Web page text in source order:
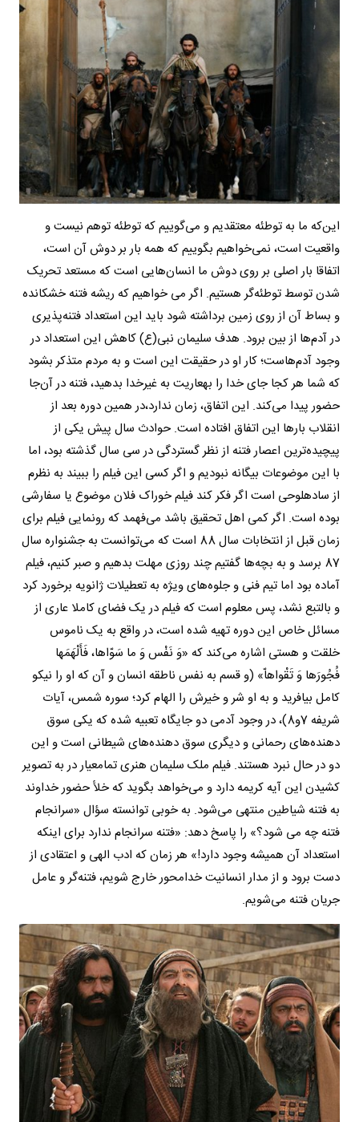
این‌که ما به توطئه معتقدیم و می‌گوییم که توطئه توهم نیست و
واقعیت است، نمی‌خواهیم بگوییم که همه بار بر دوش آن است،
اتفاقا بار اصلی بر روی دوش ما انسان‌هایی است که مستعد تحریک
شدن توسط توطئه‌گر هستیم. اگر می خواهیم که ریشه فتنه خشکانده
و بساط آن از روی زمین برداشته شود باید این استعداد فتنه‌پذیری
در آدم‌ها از بین برود. هدف سلیمان نبی(ع) کاهش این استعداد در
وجود آدم‌هاست؛ کار او در حقیقت این است و به مردم متذکر بشود
که شما هر کجا جای خدا را به‎عاریت به غیرخدا بدهید، فتنه در آن‌جا
حضور پیدا می‌کند. این اتفاق، زمان ندارد،در همین دوره بعد از
انقلاب بارها این اتفاق افتاده است. حوادث سال پیش یکی از
پیچیده‌ترین اعصار فتنه از نظر گستردگی در سی سال گذشته بود، اما
با این موضوعات بیگانه نبودیم و اگر کسی این فیلم را ببیند به نظرم
از ساده‎لوحی است اگر فکر کند فیلم خوراک فلان موضوع یا سفارشی
بوده است. اگر کمی اهل تحقیق باشد می‌فهمد که رونمایی فیلم برای
زمان قبل از انتخابات سال 88 است که می‌توانست به جشنواره سال
87 برسد و به بچه‌ها گفتیم چند روزی مهلت بدهیم و صبر کنیم، فیلم
آماده بود اما تیم فنی و جلوه‌های ویژه به تعطیلات ژانویه برخورد کرد
و بالتبع نشد، پس معلوم است که فیلم در یک فضای کاملا عاری از
مسائل خاص این دوره تهیه شده است، در واقع به یک ناموس
خلقت و هستی اشاره می‌کند که «وَ نَفْس وَ ما سَوّاها، فَأَلْهَمَها
فُجُورَها وَ تَقْواهاّ» (و قسم به نفس ناطقه انسان و آن که او را نیکو
کامل بیافرید و به او شر و خیرش را الهام کرد؛ سوره شمس، آیات
شریفه 7و8)، در وجود آدمی دو جایگاه تعبیه شده که یکی سوق
دهنده‌های رحمانی و دیگری سوق دهنده‌های شیطانی است و این
دو در حال نبرد هستند. فیلم ملک سلیمان هنری تمام‎عیار در به تصویر
کشیدن این آیه کریمه دارد و می‌خواهد بگوید که خلأ حضور خداوند
به فتنه شیاطین منتهی می‌شود. به خوبی توانسته سؤال «سرانجام
فتنه چه می شود؟» را پاسخ دهد: «فتنه سرانجام ندارد برای اینکه
استعداد آن همیشه وجود دارد!» هر زمان که ادب الهی و اعتقادی‌ از
دست برود و از مدار انسانیت خدامحور خارج شویم، فتنه‌گر و عامل
جریان فتنه می‌شویم.